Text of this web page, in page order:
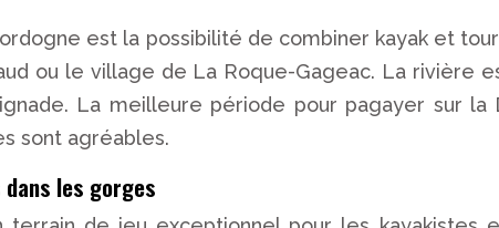
est la possibilité de combiner kayak et
ou le village de La Roque-Gageac. La
La meilleure période pour pagayer sur
sont agréables.
les gorges